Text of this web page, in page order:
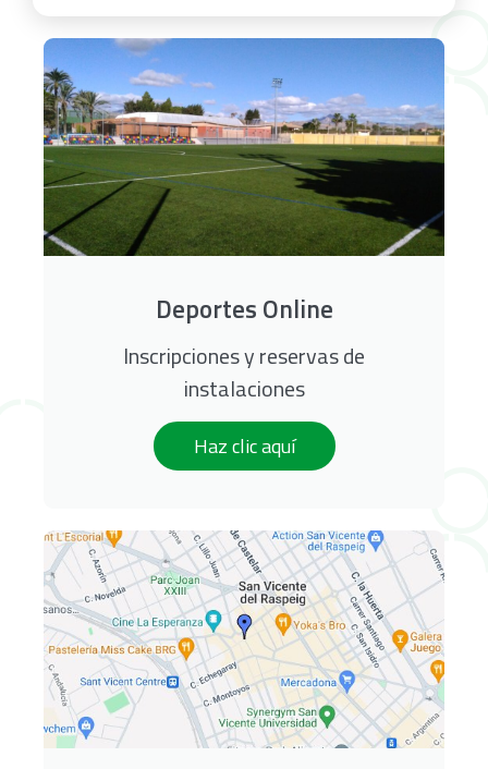
Deportes Online
Inscripciones y reservas de
instalaciones
Haz clic aquí